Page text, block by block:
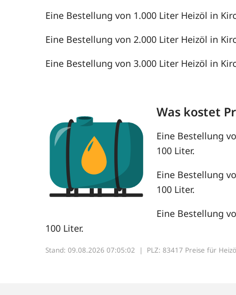
Eine Bestellung von 1.000 Liter Heizöl in
Eine Bestellung von 2.000 Liter Heizöl in
Eine Bestellung von 3.000 Liter Heizöl in
Was kostet
Eine Bestellung
100 Liter.
Eine Bestellung
100 Liter.
Eine Bestellung
100 Liter.
Stand: 09.08.2026 07:05:02 | PLZ: 83417 Preise für